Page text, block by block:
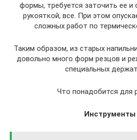
формы, требуется заточить ее и
рукояткой, все. При этом
сложных работ по
Таким образом, из старых
довольно много форм резцов и
специальных
Что понадобится для
Инструменты